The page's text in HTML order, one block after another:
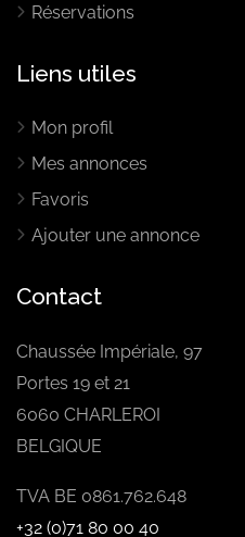
Réservations
Liens utiles
Mon profil
Mes annonces
Favoris
Ajouter une annonce
Contact
Chaussée Impériale, 97
Portes 19 et 21
6060 CHARLEROI
BELGIQUE
TVA BE 0861.762.648
+32 (0)71 80 00 40